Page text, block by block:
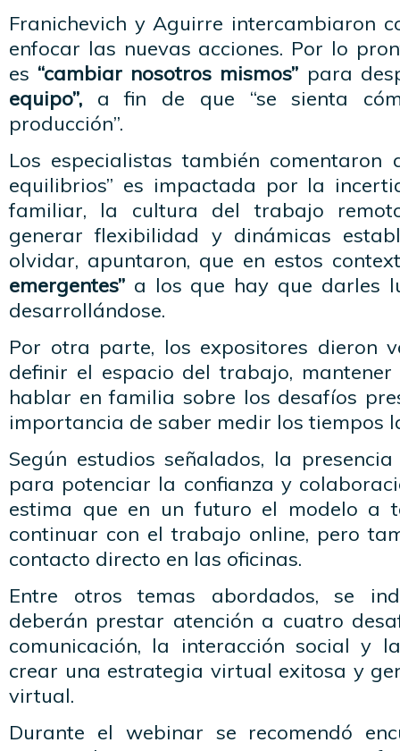
Franichevich y Aguirre intercambiaron
enfocar las nuevas acciones. Por lo
es “cambiar nosotros mismos” para
equipo”, a fin de que “se sienta
producción”.
Los especialistas también comentaron
equilibrios” es impactada por la
familiar, la cultura del trabajo
generar flexibilidad y dinámicas
olvidar, apuntaron, que en estos
emergentes” a los que hay que darles
desarrollándose.
Por otra parte, los expositores dieron
definir el espacio del trabajo,
hablar en familia sobre los desafíos
importancia de saber medir los tiempos
Según estudios señalados, la
para potenciar la confianza y
estima que en un futuro el modelo a
continuar con el trabajo online, pero
contacto directo en las oficinas.
Entre otros temas abordados, se
deberán prestar atención a cuatro
comunicación, la interacción social y
crear una estrategia virtual exitosa y
virtual.
Durante el webinar se recomendó